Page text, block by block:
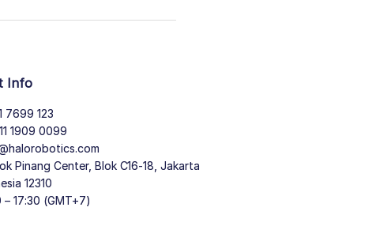
Info
7699 123
1909 0099
Pinang Center, Blok C16-18, Jakarta
12310
– 17:30 (GMT+7)